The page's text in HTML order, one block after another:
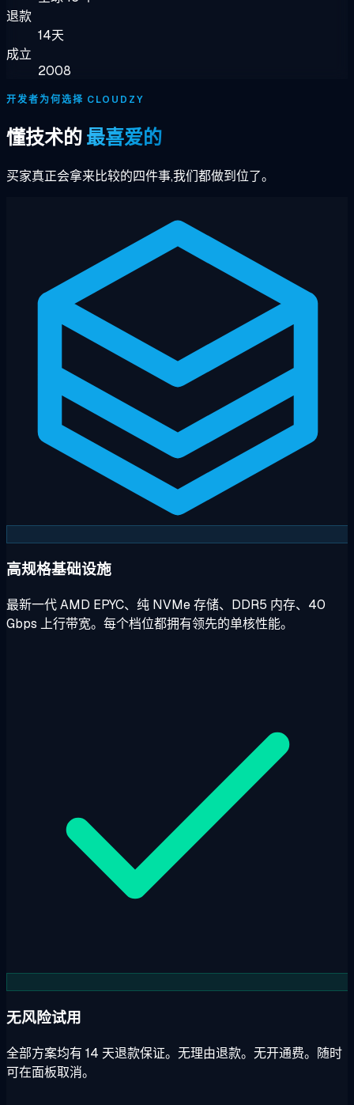
退款
14天
成立
2008
开发者为何选择 CLOUDZY
懂技术的最喜爱的
买家真正会拿来比较的四件事,我们都做到位了。
高规格基础设施
最新一代 AMD EPYC、纯 NVMe 存储、DDR5 内存、40
Gbps 上行带宽。每个档位都拥有领先的单核性能。
无风险试用
全部方案均有 14 天退款保证。无理由退款。无开通费。随时
可在面板取消。